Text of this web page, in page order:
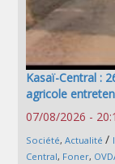
Kasaï-Central :
agricole
07/08/2026 -
Société, Actualité /
Central, Foner,